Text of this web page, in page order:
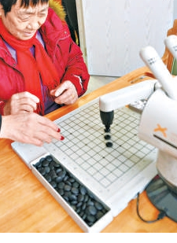
國 全民健康
單